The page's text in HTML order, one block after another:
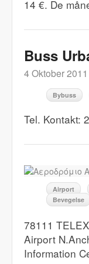
14 €. De
Buss
4 Oktober
Bybuss
Tel. Kontakt:
Airport
Bevegelse
78111
Airport
Information